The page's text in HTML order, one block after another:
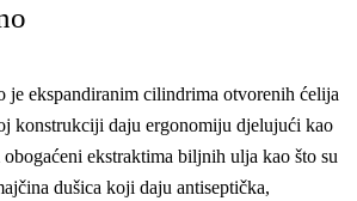
je ekspandiranim cilindrima otvorenih ćelija
konstrukciji daju ergonomiju djelujući kao
ekstraktima biljnih ulja kao što su
dušica koji daju antiseptička,